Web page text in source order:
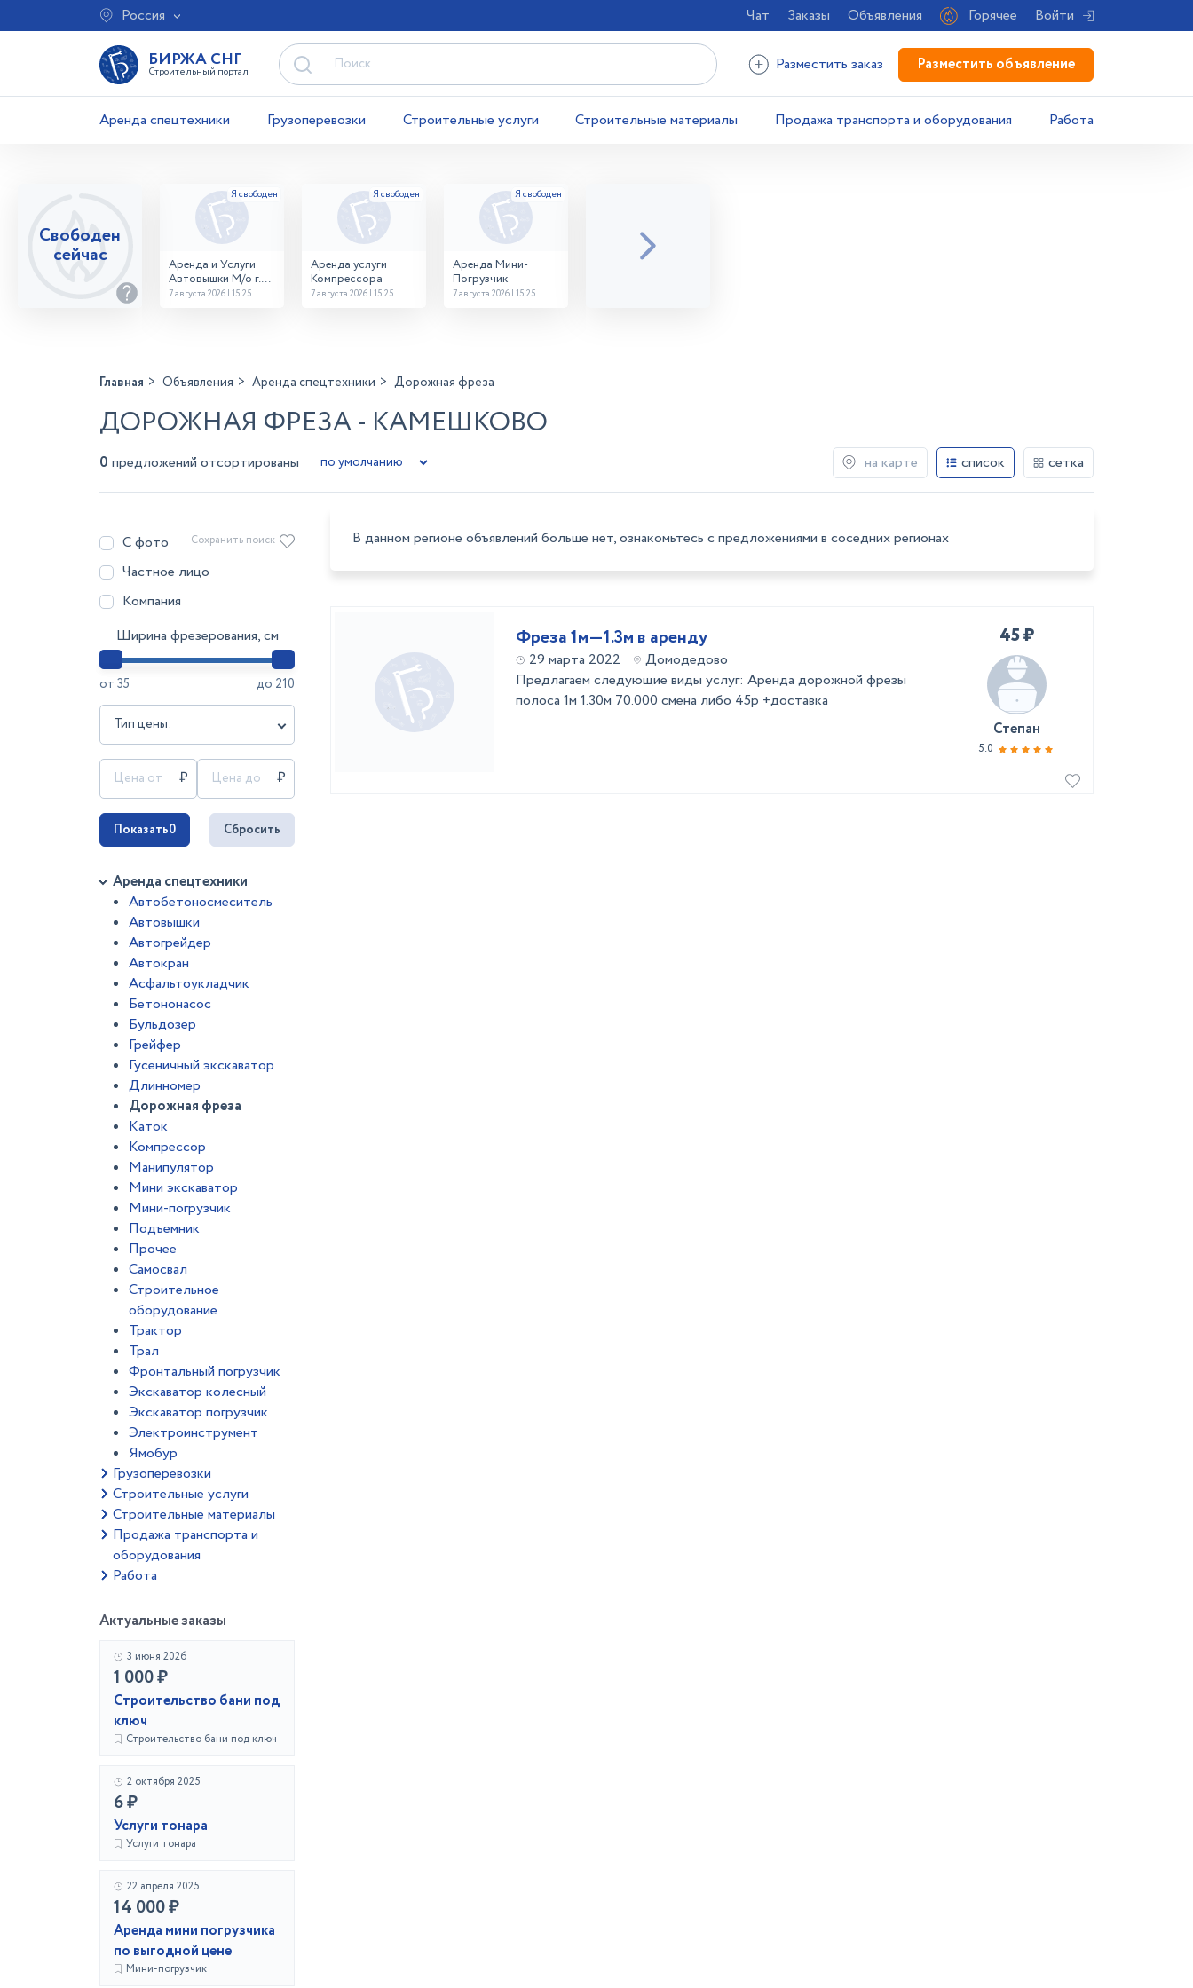
Россия Чат Заказы Объявления Горячее Войти
БИРЖА СНГ
Строительный портал Разместить заказ Разместить объявление
Аренда спецтехники Грузоперевозки Строительные услуги Строительные материалы Продажа транспорта и оборудования Работа
Свободен
сейчас
Аренда и Услуги
Автовышки М/о г.
Домодедово
7 августа 2026 | 15:25
Аренда услуги
Компрессора
7 августа 2026 | 15:25
Аренда Мини-
Погрузчик
7 августа 2026 | 15:25
Главная Объявления Аренда спецтехники Дорожная фреза
ДОРОЖНАЯ ФРЕЗА - КАМЕШКОВО
0 предложений отсортированы на карте список сетка
С фото
Частное лицо
Компания
Ширина фрезерования, см
от 35 до 210
Тип цены:
Сохранить поиск
Показать0 Сбросить
Аренда спецтехники
Автобетоносмеситель
Автовышки
Автогрейдер
Автокран
Асфальтоукладчик
Бетононасос
Бульдозер
Грейфер
Гусеничный экскаватор
Длинномер
Дорожная фреза
Каток
Компрессор
Манипулятор
Мини экскаватор
Мини-погрузчик
Подъемник
Прочее
Самосвал
Строительное
оборудование
Трактор
Трал
Фронтальный погрузчик
Экскаватор колесный
Экскаватор погрузчик
Электроинструмент
Ямобур
Грузоперевозки
Строительные услуги
Строительные материалы
Продажа транспорта и
оборудования
Работа
Актуальные заказы
3 июня 2026
1 000 ₽
Строительство бани под
ключ
Строительство бани под ключ
2 октября 2025
6 ₽
Услуги тонара
Услуги тонара
22 апреля 2025
14 000 ₽
Аренда мини погрузчика
по выгодной цене
Мини-погрузчик
В данном регионе объявлений больше нет, ознакомьтесь с предложениями в соседних регионах
Фреза 1м—1.3м в аренду
29 марта 2022
Домодедово
Предлагаем следующие виды услуг: Аренда дорожной фрезы
полоса 1м 1.30м 70.000 смена либо 45р +доставка
45 ₽
Степан
5.0